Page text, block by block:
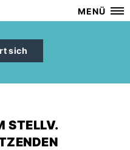
MENÜ
sich
STELLV.